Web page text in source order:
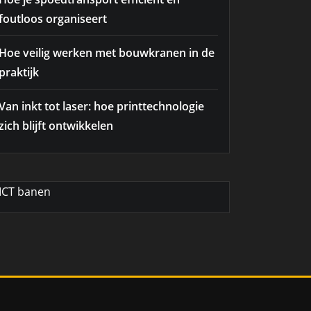
organiseert
Hoe veilig werken met bouwkranen in de
praktijk
inkt tot laser: hoe printtechnologie
blijft ontwikkelen